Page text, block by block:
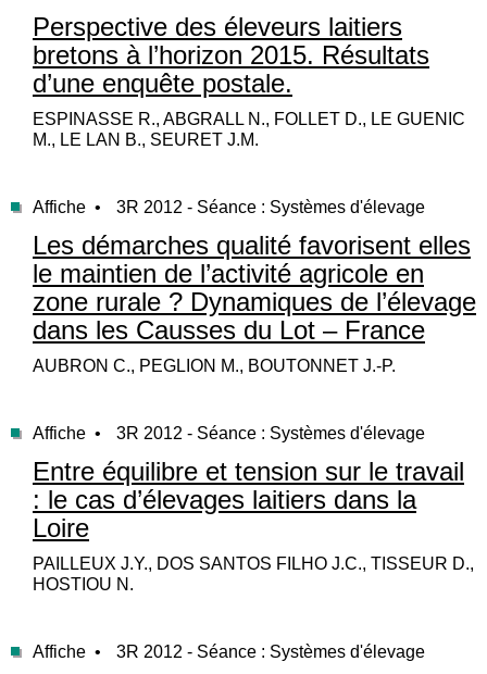
Perspective des éleveurs laitiers
bretons à l’horizon 2015. Résultats
d’une enquête postale.
ESPINASSE R., ABGRALL N., FOLLET D., LE GUENIC
M., LE LAN B., SEURET J.M.
Affiche • 3R 2012 - Séance : Systèmes d'élevage
Les démarches qualité favorisent elles
le maintien de l’activité agricole en
zone rurale ? Dynamiques de l’élevage
dans les Causses du Lot – France
AUBRON C., PEGLION M., BOUTONNET J.-P.
Affiche • 3R 2012 - Séance : Systèmes d'élevage
Entre équilibre et tension sur le travail
: le cas d’élevages laitiers dans la
Loire
PAILLEUX J.Y., DOS SANTOS FILHO J.C., TISSEUR D.,
HOSTIOU N.
Affiche • 3R 2012 - Séance : Systèmes d'élevage